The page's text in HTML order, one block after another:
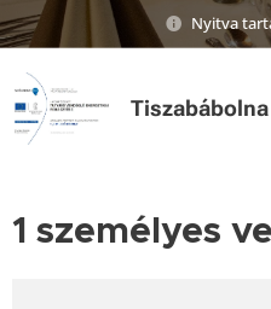
Nyitva
Tiszabábolna
1 személyes